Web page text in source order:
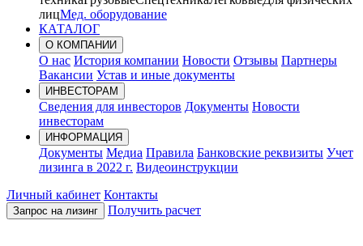
лицМед. оборудование
КАТАЛОГ
О КОМПАНИИ
О нас История компании Новости Отзывы Партнеры
Вакансии Устав и иные документы
ИНВЕСТОРАМ
Сведения для инвесторов Документы Новости
инвесторам
ИНФОРМАЦИЯ
Документы Медиа Правила Банковские реквизиты Учет
лизинга в 2022 г. Видеоинструкции
Личный кабинет Контакты
Запрос на лизинг Получить расчет